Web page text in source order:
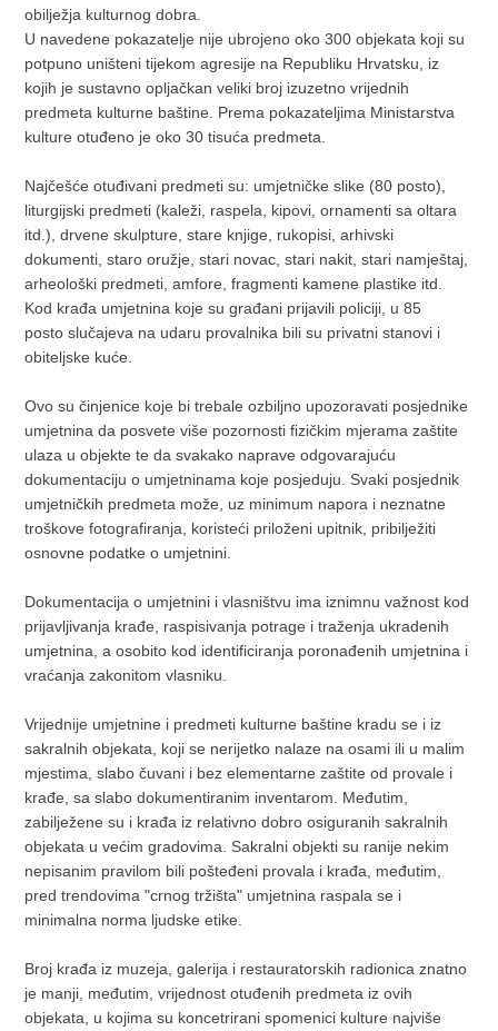
obilježja kulturnog dobra.
U navedene pokazatelje nije ubrojeno oko 300 objekata koji su
potpuno uništeni tijekom agresije na Republiku Hrvatsku, iz
kojih je sustavno opljačkan veliki broj izuzetno vrijednih
predmeta kulturne baštine. Prema pokazateljima Ministarstva
kulture otuđeno je oko 30 tisuća predmeta.
Najčešće otuđivani predmeti su: umjetničke slike (80 posto),
liturgijski predmeti (kaleži, raspela, kipovi, ornamenti sa oltara
itd.), drvene skulpture, stare knjige, rukopisi, arhivski
dokumenti, staro oružje, stari novac, stari nakit, stari namještaj,
arheološki predmeti, amfore, fragmenti kamene plastike itd.
Kod krađa umjetnina koje su građani prijavili policiji, u 85
posto slučajeva na udaru provalnika bili su privatni stanovi i
obiteljske kuće.
Ovo su činjenice koje bi trebale ozbiljno upozoravati posjednike
umjetnina da posvete više pozornosti fizičkim mjerama zaštite
ulaza u objekte te da svakako naprave odgovarajuću
dokumentaciju o umjetninama koje posjeduju. Svaki posjednik
umjetničkih predmeta može, uz minimum napora i neznatne
troškove fotografiranja, koristeći priloženi upitnik, pribilježiti
osnovne podatke o umjetnini.
Dokumentacija o umjetnini i vlasništvu ima iznimnu važnost kod
prijavljivanja krađe, raspisivanja potrage i traženja ukradenih
umjetnina, a osobito kod identificiranja poronađenih umjetnina i
vraćanja zakonitom vlasniku.
Vrijednije umjetnine i predmeti kulturne baštine kradu se i iz
sakralnih objekata, koji se nerijetko nalaze na osami ili u malim
mjestima, slabo čuvani i bez elementarne zaštite od provale i
krađe, sa slabo dokumentiranim inventarom. Međutim,
zabilježene su i krađa iz relativno dobro osiguranih sakralnih
objekata u većim gradovima. Sakralni objekti su ranije nekim
nepisanim pravilom bili pošteđeni provala i krađa, međutim,
pred trendovima "crnog tržišta" umjetnina raspala se i
minimalna norma ljudske etike.
Broj krađa iz muzeja, galerija i restauratorskih radionica znatno
je manji, međutim, vrijednost otuđenih predmeta iz ovih
objekata, u kojima su koncetrirani spomenici kulture najviše